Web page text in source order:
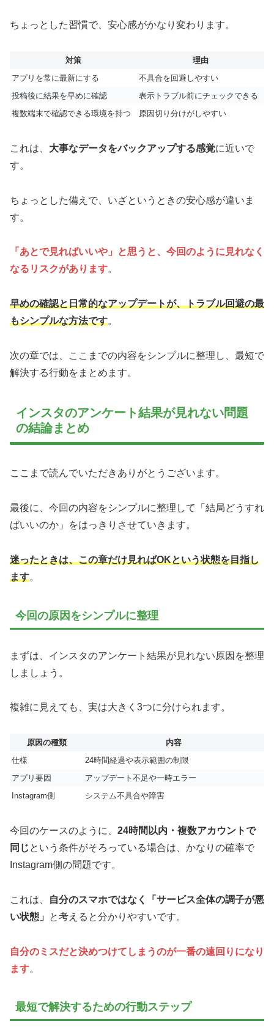
ちょっとした習慣で、安心感がかなり変わります。
対策
理由
アプリを常に最新にする
不具合を回避しやすい
投稿後に結果を早めに確認
表示トラブル前にチェックできる
複数端末で確認できる環境を持つ
原因切り分けがしやすい
これは、 大事なデータをバックアップする感覚に近いで
す。
ちょっとした備えで、いざというときの安心感が違いま
す。
「あとで見ればいいや」と思うと、今回のように見れなく
なるリスクがあります。
早めの確認と日常的なアップデートが、トラブル回避の最
もシンプルな方法です。
次の章では、ここまでの内容をシンプルに整理し、最短で
解決する行動をまとめます。
インスタのアンケート結果が見れない問題
の結論まとめ
ここまで読んでいただきありがとうございます。
最後に、今回の内容をシンプルに整理して「結局どうすれ
ばいいのか」をはっきりさせていきます。
迷ったときは、この章だけ見ればOKという状態を目指し
ます。
今回の原因をシンプルに整理
まずは、インスタのアンケート結果が見れない原因を整理
しましょう。
複雑に見えても、実は大きく3つに分けられます。
原因の種類
内容
仕様
24時間経過や表示範囲の制限
アプリ要因
アップデート不足や一時エラー
Instagram側
システム不具合や障害
今回のケースのように、 24時間以内・複数アカウントで
同じという条件がそろっている場合は、かなりの確率で
Instagram側の問題です。
これは、
自分のスマホではなく「サービス全体の調子が悪
い状態」
と考えると分かりやすいです。
自分のミスだと決めつけてしまうのが一番の遠回りになり
ます。
最短で解決するための行動ステップ